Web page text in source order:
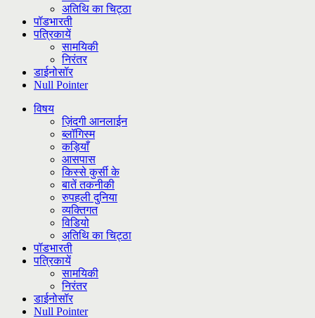
अतिथि का चिट्ठा
पॉडभारती
पत्रिकायें
सामयिकी
निरंतर
डाईनोसॉर
Null Pointer
विषय
ज़िंदगी आनलाईन
ब्लॉगिस्म
कड़ियाँ
आसपास
किस्से कुर्सी के
बातें तकनीकी
रुपहली दुनिया
व्यक्तिगत
विडियो
अतिथि का चिट्ठा
पॉडभारती
पत्रिकायें
सामयिकी
निरंतर
डाईनोसॉर
Null Pointer